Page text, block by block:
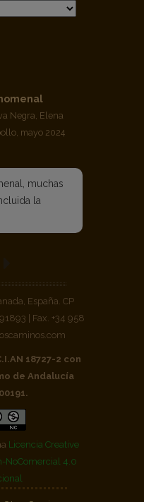
Negra, Elena
mayo 2024
muchas
la
España. CP
| Fax. +34 958
18727-2 con
de Andalucía
Licencia Creative
NoComercial 4.0